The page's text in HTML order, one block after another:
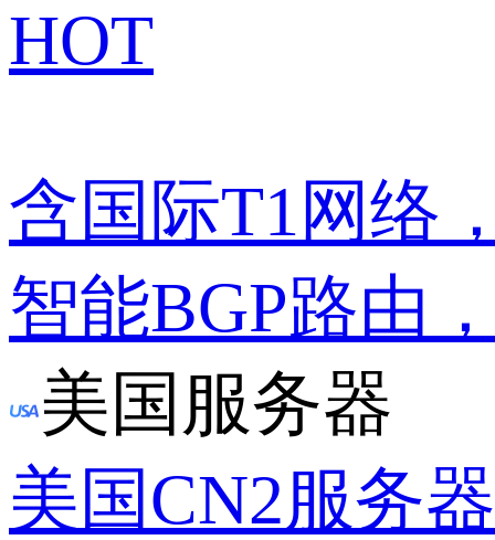
HOT
含国际T1网络
智能BGP路由
美国服务器
美国CN2服务器